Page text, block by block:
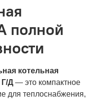
полной
котельная
Г/Д — это компактное
для теплоснабжения,